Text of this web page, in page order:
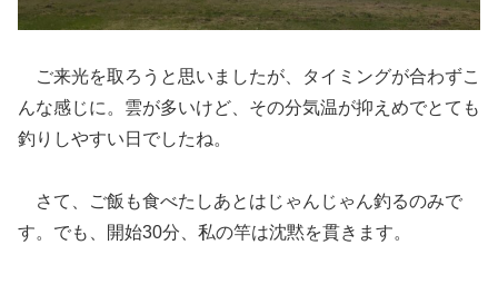
ご来光を取ろうと思いましたが、タイミングが合わずこ
んな感じに。雲が多いけど、その分気温が抑えめでとても
釣りしやすい日でしたね。
さて、ご飯も食べたしあとはじゃんじゃん釣るのみで
す。でも、開始30分、私の竿は沈黙を貫きます。